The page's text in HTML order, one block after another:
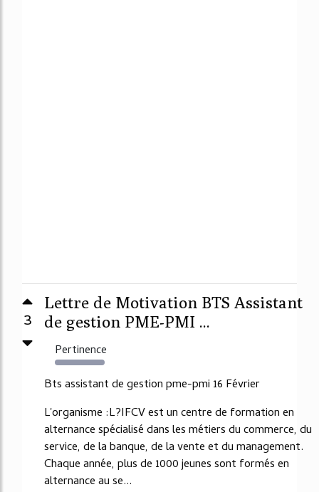
3
Lettre de Motivation BTS Assistant
de gestion PME-PMI ...
Pertinence
3745%
Bts assistant de gestion pme-pmi 16 Février
L'organisme :L?IFCV est un centre de formation en
alternance spécialisé dans les métiers du commerce, du
service, de la banque, de la vente et du management.
Chaque année, plus de 1000 jeunes sont formés en
alternance au se...